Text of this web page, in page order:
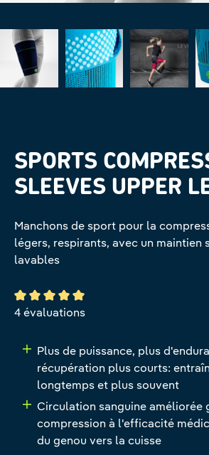
SPORTS
SLEEVES UPPER
Manchons de sport pour la
légers, respirants, avec un maintien
lavables
Note moyenne de 5 sur 5 étoiles
4 évaluations
Plus de puissance, plus
récupération plus courts:
longtemps et plus souvent
Circulation sanguine améliorée
compression à l'efficacité
du genou vers la cuisse